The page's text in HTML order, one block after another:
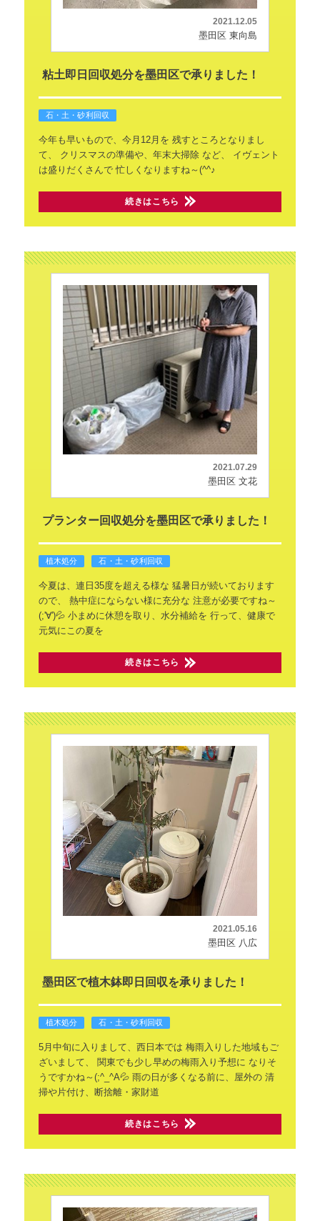
2021.12.05
墨田区 東向島
粘土即日回収処分を墨田区で承りました！
石・土・砂利回収
今年も早いもので、今月12月を 残すところとなりまし
て、
クリスマスの準備や、年末大掃除など、
イヴェント
は盛りだくさんで忙しくなりますね～(^^♪
続きはこちら
2021.07.29
墨田区 文花
プランター回収処分を墨田区で承りました！
植木処分 石・土・砂利回収
今夏は、連日35度を超える様な 猛暑日が続いております
ので、
熱中症にならない様に充分な 注意が必要ですね～
(;'∀')💦 小まめに休憩を取り、水分補給を 行って、健康で
元気にこの夏を
続きはこちら
2021.05.16
墨田区 八広
墨田区で植木鉢即日回収を承りました！
植木処分 石・土・砂利回収
5月中旬に入りまして、西日本では 梅雨入りした地域もご
ざいまして、
関東でも少し早めの梅雨入り予想に なりそ
うですかね～(;^_^A💦 雨の日が多くなる前に、屋外の清
掃や片付け、断捨離・家財道
続きはこちら